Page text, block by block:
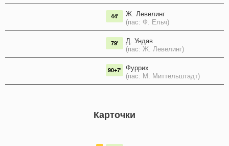
Ж. Левелинг
(пас: Ф. Ельч)
44'
Д. Ундав
(пас: Ж. Левелинг)
79'
Фуррих
(пас: М. Миттельштадт)
90+7'
Карточки